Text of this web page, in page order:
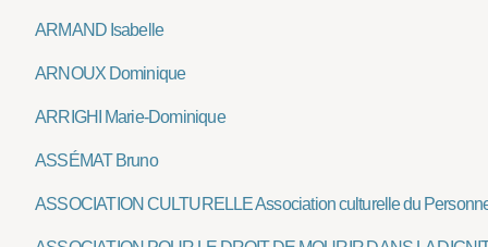
ARMAND Isabelle
ARNOUX Dominique
ARRIGHI Marie-Dominique
ASSÉMAT Bruno
ASSOCIATION CULTURELLE Association culturelle du